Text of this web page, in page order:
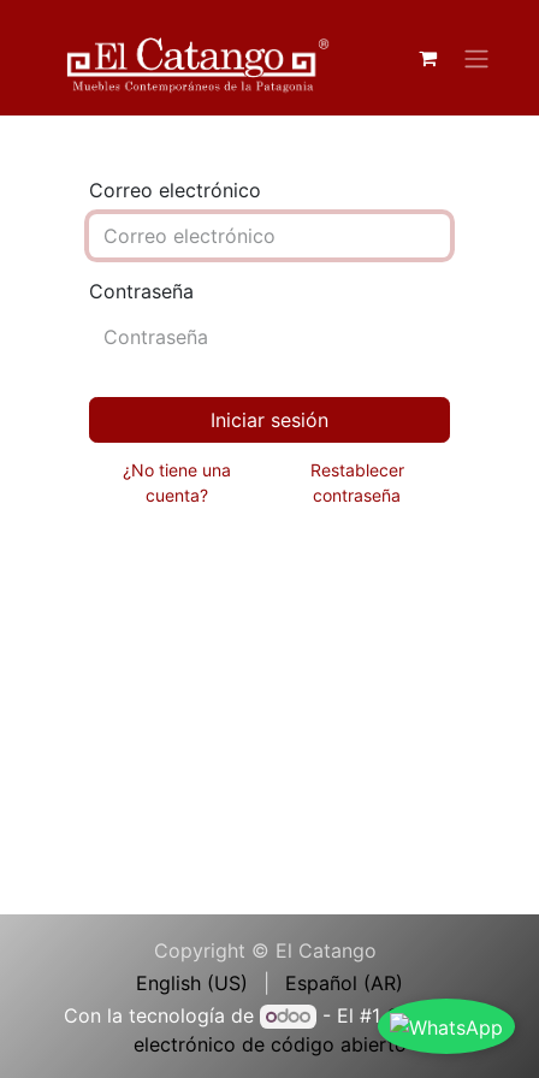
Correo electrónico
Contraseña
Iniciar sesión
¿No tiene una
cuenta?
Restablecer
contraseña
Copyright © El Catango
English (US)
Español (AR)
Con la tecnología de
- El #1Comercio
electrónico de código abierto